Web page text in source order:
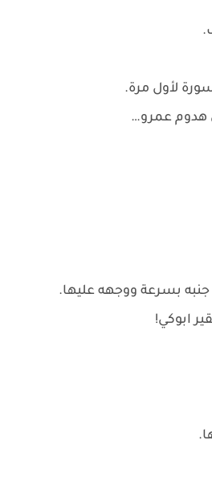
لأول مرة.
هدوم عمرو…
بسرعة ووجهه عليها.
ابوكي!